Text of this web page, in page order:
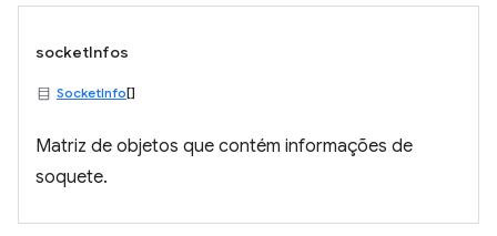
socketInfos
SocketInfo[]
Matriz de objetos que contém informações de
soquete.